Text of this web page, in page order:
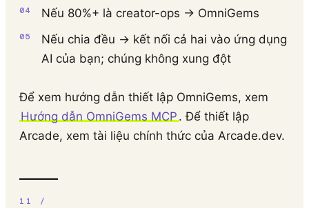
Nếu 80%+ là creator-ops → OmniGems
Nếu chia đều → kết nối cả hai vào ứng dụng
AI của bạn; chúng không xung đột
Để xem hướng dẫn thiết lập OmniGems, xem
Hướng dẫn OmniGems MCP. Để thiết lập
Arcade, xem tài liệu chính thức của Arcade.dev.